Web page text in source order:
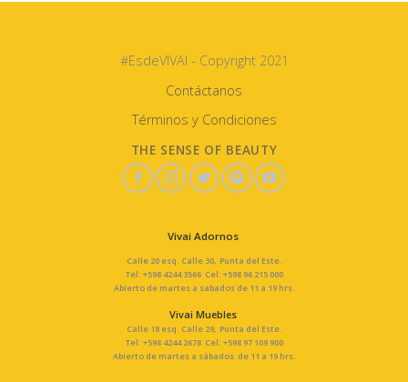
#EsdeVIVAI - Copyright 2021
Contáctanos
Términos y Condiciones
THE SENSE OF BEAUTY
Vivai Adornos
Calle 20 esq. Calle 30, Punta del Este.
Tel: +598 4244 3566 Cel: +598 96 215 000
Abierto de martes a sabados de 11 a 19 hrs.
Vivai Muebles
Calle 18 esq. Calle 29, Punta del Este.
Tel: +598 4244 2678 Cel: +598 97 109 900
Abierto de martes a sábados de 11 a 19 hrs.